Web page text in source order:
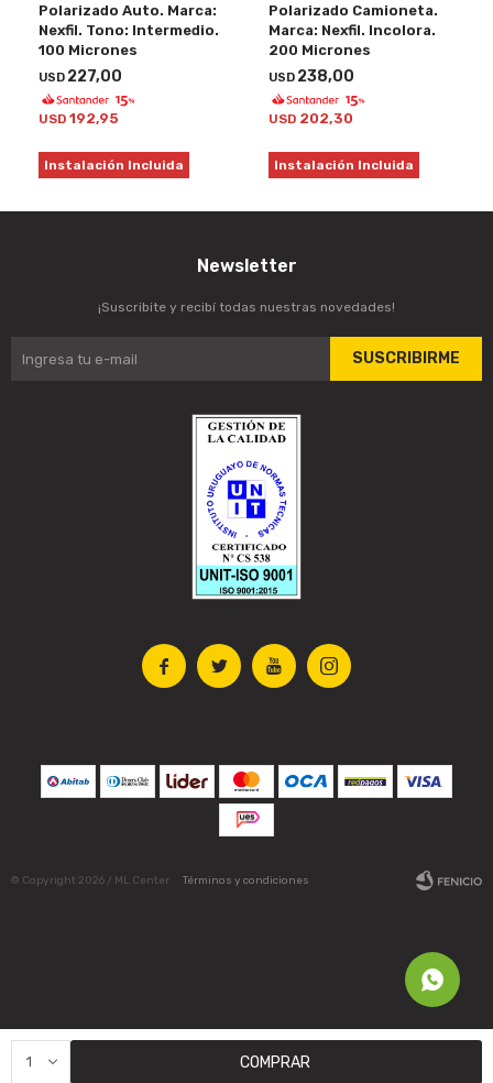
1 COMPRAR
Polarizado Auto. Marca:
Nexfil. Tono: Intermedio.
100 Micrones
USD 227,00
USD 192,95
Instalación Incluida
Polarizado Camioneta.
Marca: Nexfil. Incolora.
200 Micrones
USD 238,00
USD 202,30
Instalación Incluida
   
Newsletter
¡Suscribite y recibí todas nuestras novedades!
SUSCRIBIRME
© Copyright 2026 / ML Center Términos y condiciones
Fenicio